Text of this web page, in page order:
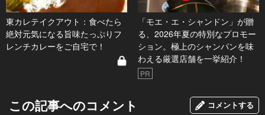
東カレテイクアウト：食べたら
絶対元気になる旨味たっぷりフ
レンチカレーをご自宅で！
「モエ・エ・シャンドン」が贈
る、2026年夏の特別なプロモー
ション。極上のシャンパンを味
わえる厳選店舗を一挙紹介！
PR
この記事へのコメント コメントする